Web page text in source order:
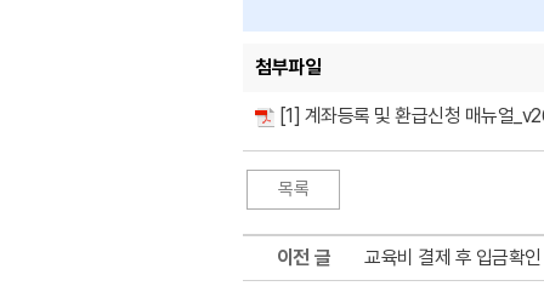
첨부파일
[1] 계좌등록 및 환급신청 매뉴얼
이전 글
교육비 결제 후 입금확